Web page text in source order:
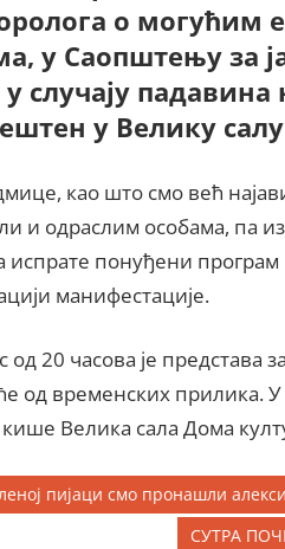
о могућим
у Саопштењу за
у случају
у Велику
као што смо већ
и одраслим особама, па
испрате понуђени
манифестације.
од 20 часова је представа
од временских прилика.
кише Велика сала Дома
пијаци смо пронашли
Next
СУТРА